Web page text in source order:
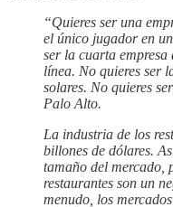
“Quieres ser una
el único jugador en
ser la cuarta empresa
línea. No quieres ser
solares. No quieres
Palo Alto.
La industria de los
billones de dólares.
tamaño del mercado,
restaurantes son un
menudo, los